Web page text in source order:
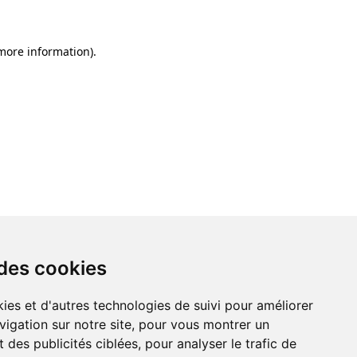
cookies
et d'autres technologies de suivi pour améliorer
sur notre site, pour vous montrer un
des publicités ciblées, pour analyser le trafic de
information).